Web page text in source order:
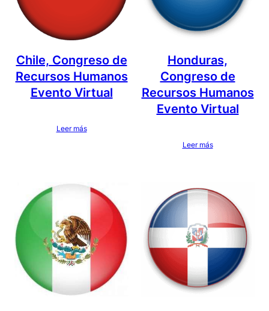
Chile, Congreso de
Recursos Humanos
Evento Virtual
Leer más
Honduras,
Congreso de
Recursos Humanos
Evento Virtual
Leer más